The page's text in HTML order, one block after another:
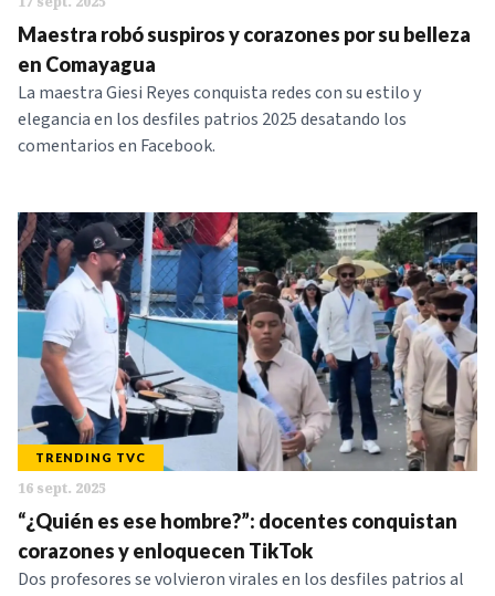
Maestra robó suspiros y corazones por su belleza
en Comayagua
La maestra Giesi Reyes conquista redes con su estilo y
elegancia en los desfiles patrios 2025 desatando los
comentarios en Facebook.
TRENDING TVC
16 sept. 2025
“¿Quién es ese hombre?”: docentes conquistan
corazones y enloquecen TikTok
Dos profesores se volvieron virales en los desfiles patrios al